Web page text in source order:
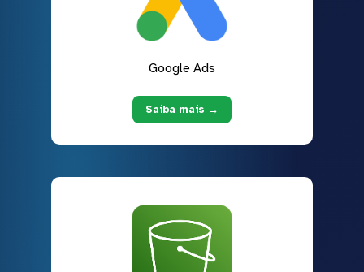
Google Ads
Saiba mais →